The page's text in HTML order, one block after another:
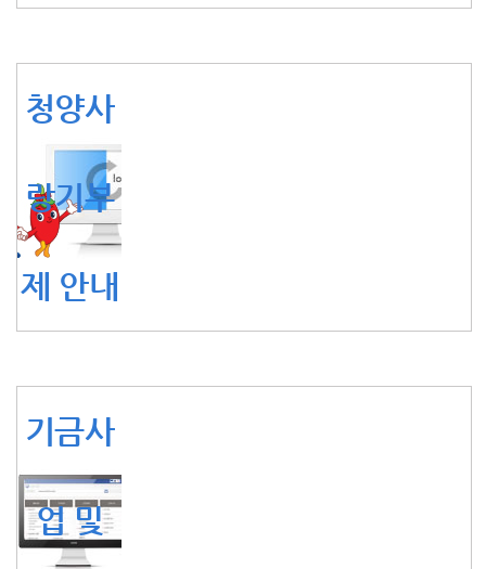
청양사
랑기부
제 안내
기금사
업 및